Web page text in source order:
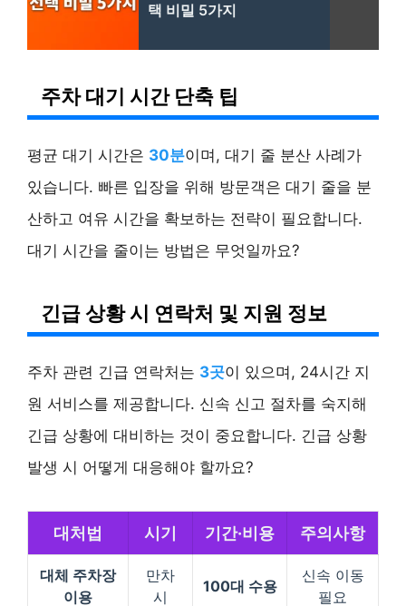
택 비밀 5가지
주차 대기 시간 단축 팁
평균 대기 시간은 30분이며, 대기 줄 분산 사례가
있습니다. 빠른 입장을 위해 방문객은 대기 줄을 분
산하고 여유 시간을 확보하는 전략이 필요합니다.
대기 시간을 줄이는 방법은 무엇일까요?
긴급 상황 시 연락처 및 지원 정보
주차 관련 긴급 연락처는 3곳이 있으며, 24시간 지
원 서비스를 제공합니다. 신속 신고 절차를 숙지해
긴급 상황에 대비하는 것이 중요합니다. 긴급 상황
발생 시 어떻게 대응해야 할까요?
대처법 시기 기간·비용 주의사항
대체 주차장
이용
만차
시
100대 수용
신속 이동
필요